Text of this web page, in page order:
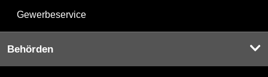
Gewerbeservice
Behörden